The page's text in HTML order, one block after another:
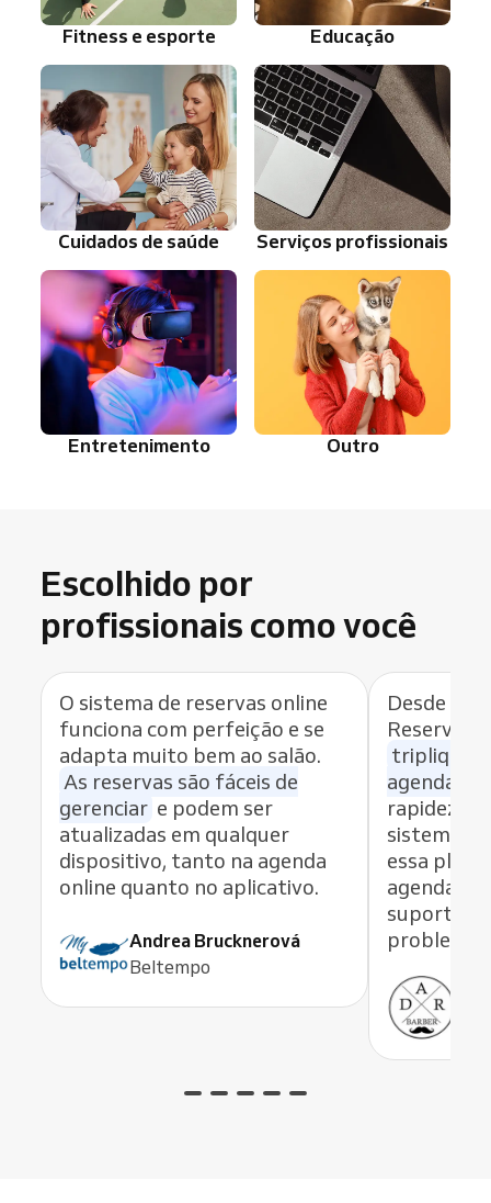
Fitness e esporte Educação
Cuidados de saúde Serviços profissionais
Entretenimento Outro
Escolhido por
profissionais como você
O sistema de reservas online
funciona com perfeição e se
adapta muito bem ao salão.
As reservas são fáceis de
gerenciar e podem ser
atualizadas em qualquer
dispositivo, tanto na agenda
online quanto no aplicativo.
Andrea Brucknerová
Beltempo
Desde
Reservio
tripliquei
rapidez e
sistema.
essa
suporte
problema